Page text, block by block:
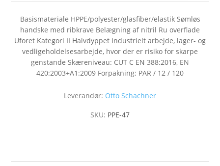
Basismateriale HPPE/polyester/glasfiber/elastik Sømløs
handske med ribkrave Belægning af nitril Ru overflade
Uforet Kategori II Halvdyppet Industrielt arbejde, lager- og
vedligeholdelsesarbejde, hvor der er risiko for skarpe
genstande Skæreniveau: CUT C EN 388:2016, EN
420:2003+A1:2009 Forpakning: PAR / 12 / 120
Leverandør: Otto Schachner
SKU: PPE-47